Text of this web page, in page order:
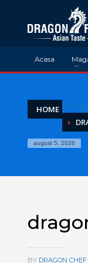
Acasa
HOME
august 5, 2026
BY DRAGON CHEF